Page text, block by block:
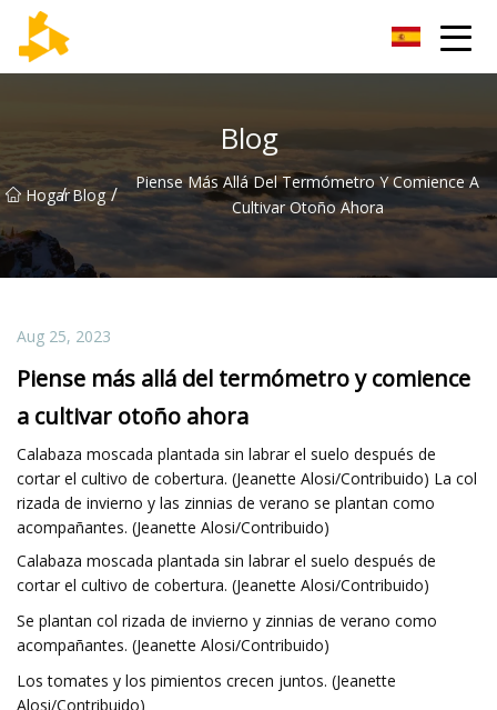
Blog
Hogar
/ Blog /
Piense Más Allá Del Termómetro Y Comience A
Cultivar Otoño Ahora
Aug 25, 2023
Piense más allá del termómetro y comience
a cultivar otoño ahora
Calabaza moscada plantada sin labrar el suelo después de
cortar el cultivo de cobertura. (Jeanette Alosi/Contribuido) La col
rizada de invierno y las zinnias de verano se plantan como
acompañantes. (Jeanette Alosi/Contribuido)
Calabaza moscada plantada sin labrar el suelo después de
cortar el cultivo de cobertura. (Jeanette Alosi/Contribuido)
Se plantan col rizada de invierno y zinnias de verano como
acompañantes. (Jeanette Alosi/Contribuido)
Los tomates y los pimientos crecen juntos. (Jeanette
Alosi/Contribuido)